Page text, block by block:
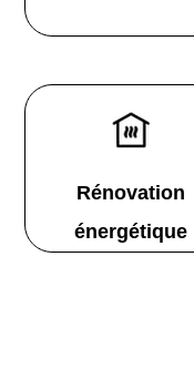
Rénovation
énergétique